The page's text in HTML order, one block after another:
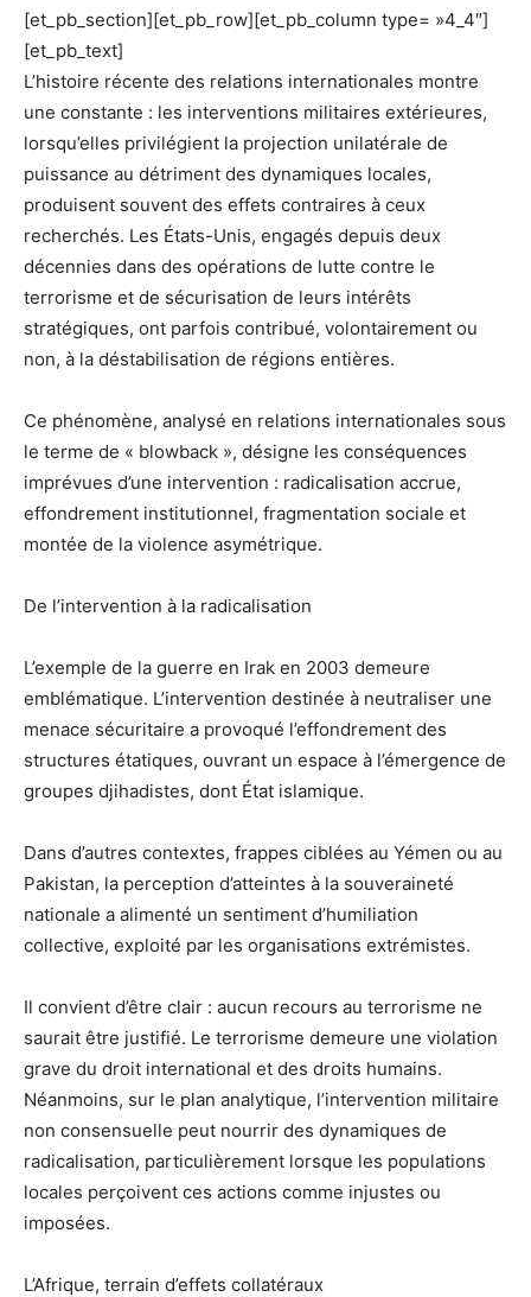
[et_pb_section][et_pb_row][et_pb_column type= »4_4″]
[et_pb_text]
L’histoire récente des relations internationales montre
une constante : les interventions militaires extérieures,
lorsqu’elles privilégient la projection unilatérale de
puissance au détriment des dynamiques locales,
produisent souvent des effets contraires à ceux
recherchés. Les États-Unis, engagés depuis deux
décennies dans des opérations de lutte contre le
terrorisme et de sécurisation de leurs intérêts
stratégiques, ont parfois contribué, volontairement ou
non, à la déstabilisation de régions entières.
Ce phénomène, analysé en relations internationales sous
le terme de « blowback », désigne les conséquences
imprévues d’une intervention : radicalisation accrue,
effondrement institutionnel, fragmentation sociale et
montée de la violence asymétrique.
De l’intervention à la radicalisation
L’exemple de la guerre en Irak en 2003 demeure
emblématique. L’intervention destinée à neutraliser une
menace sécuritaire a provoqué l’effondrement des
structures étatiques, ouvrant un espace à l’émergence de
groupes djihadistes, dont État islamique.
Dans d’autres contextes, frappes ciblées au Yémen ou au
Pakistan, la perception d’atteintes à la souveraineté
nationale a alimenté un sentiment d’humiliation
collective, exploité par les organisations extrémistes.
Il convient d’être clair : aucun recours au terrorisme ne
saurait être justifié. Le terrorisme demeure une violation
grave du droit international et des droits humains.
Néanmoins, sur le plan analytique, l’intervention militaire
non consensuelle peut nourrir des dynamiques de
radicalisation, particulièrement lorsque les populations
locales perçoivent ces actions comme injustes ou
imposées.
L’Afrique, terrain d’effets collatéraux